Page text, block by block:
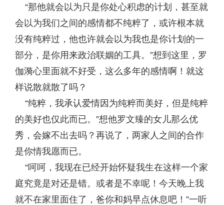
“那他就会以为只是你处心积虑的计划，甚至就
会以为我们之间的感情都不纯粹了，或许根本就
没有纯粹过，他也许就会以为我也是你计划的一
部分，是你用来政治联姻的工具。”想到这里，罗
伽漪心里面就不好受，这么多年的感情啊！就这
样说散就散了吗？
“纯粹，我承认爱情因为纯粹而美好，但是纯粹
的美好也仅此而已。”想他罗文臻的女儿那么优
秀，会嫁不出去吗？再说了，两家人之间的合作
是你情我愿而已。
“呵呵，我现在已经开始怀疑我生在这样一个家
庭究竟是对还是错。或者是不幸呢！今天晚上我
就不在家里面住了，爸你和妈早点休息吧！”一听